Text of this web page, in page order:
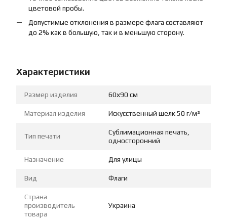
цветовой пробы.
Допустимые отклонения в размере флага составляют
до 2% как в большую, так и в меньшую сторону.
Характеристики
Размер изделия 60х90 см
Материал изделия Искусственный шелк 50 г/м²
Тип печати
Сублимационная печать,
односторонний
Назначение Для улицы
Вид Флаги
Страна
производитель
товара
Украина